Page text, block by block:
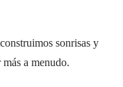
sonrisas y
a menudo.